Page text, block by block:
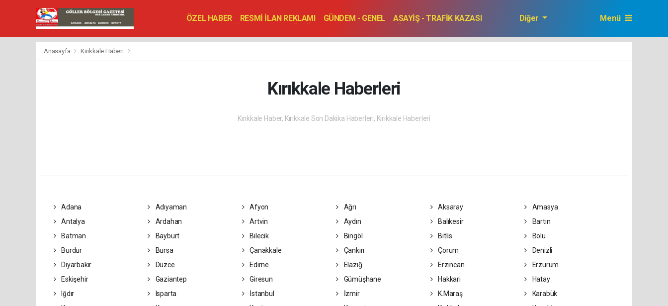
ÖZEL HABER RESMİ İLAN REKLAMI GÜNDEM - GENEL
ASAYİŞ - TRAFİK KAZASI
VEFAT EDENLER
TOPLANTI - DÜĞÜN
Diğer Menü
Anasayfa Kırıkkale Haberi
Kırıkkale Haberleri
Kırıkkale Haber, Kırıkkale Son Dakika Haberleri, Kırıkkale Haberleri
Adana Adıyaman Afyon Ağrı Aksaray
Amasya
Antalya
Ardahan Artvin Aydın Balıkesir
Bartın
Batman
Bayburt Bilecik Bingöl Bitlis
Bolu
Burdur
Bursa Çanakkale Çankırı Çorum
Denizli
Diyarbakır
Düzce Edirne Elazığ Erzincan
Erzurum
Eskişehir
Gaziantep Giresun Gümüşhane Hakkari
Hatay
Iğdır
Isparta İstanbul İzmir K.Maraş
Karabük